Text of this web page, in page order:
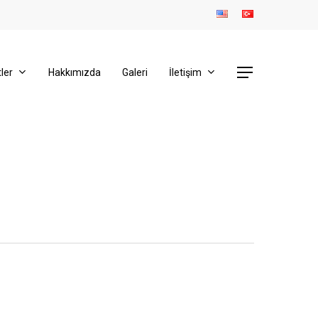
Hakkımızda Galeri İletişim Menu